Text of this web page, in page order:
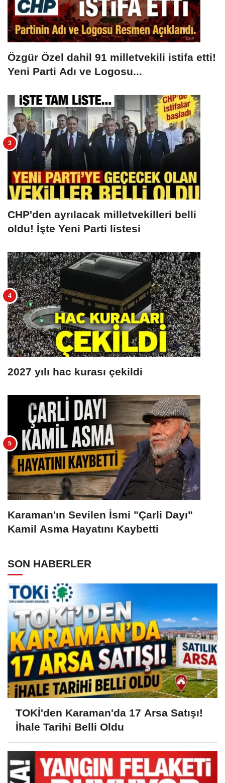
Özgür Özel dahil 91 milletvekili istifa etti!
Yeni Parti Adı ve Logosu...
CHP'den ayrılacak milletvekilleri belli
oldu! İşte Yeni Parti listesi
2027 yılı hac kurası çekildi
Karaman'ın Sevilen İsmi "Çarli Dayı"
Kamil Asma Hayatını Kaybetti
SON HABERLER
TOKİ'den Karaman'da 17 Arsa Satışı!
İhale Tarihi Belli Oldu